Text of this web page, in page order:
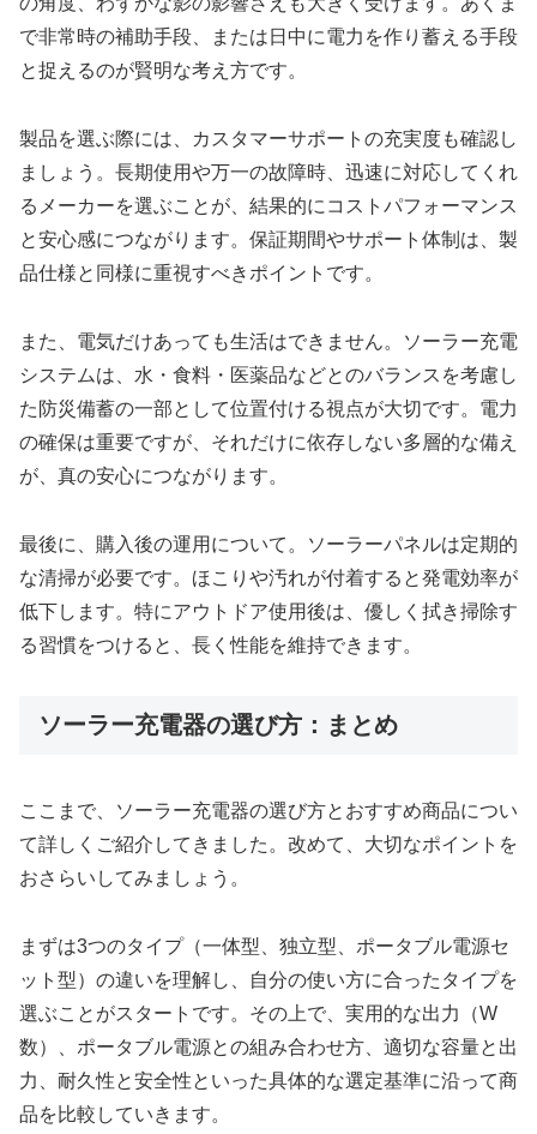
で非常時の補助手段、または日中に電力を作り蓄える手段
と捉えるのが賢明な考え方です。
製品を選ぶ際には、カスタマーサポートの充実度も確認し
ましょう。長期使用や万一の故障時、迅速に対応してくれ
るメーカーを選ぶことが、結果的にコストパフォーマンス
と安心感につながります。保証期間やサポート体制は、製
品仕様と同様に重視すべきポイントです。
また、電気だけあっても生活はできません。ソーラー充電
システムは、水・食料・医薬品などとのバランスを考慮し
た防災備蓄の一部として位置付ける視点が大切です。電力
の確保は重要ですが、それだけに依存しない多層的な備え
が、真の安心につながります。
最後に、購入後の運用について。ソーラーパネルは定期的
な清掃が必要です。ほこりや汚れが付着すると発電効率が
低下します。特にアウトドア使用後は、優しく拭き掃除す
る習慣をつけると、長く性能を維持できます。
ソーラー充電器の選び方：まとめ
ここまで、ソーラー充電器の選び方とおすすめ商品につい
て詳しくご紹介してきました。改めて、大切なポイントを
おさらいしてみましょう。
まずは3つのタイプ（一体型、独立型、ポータブル電源セ
ット型）の違いを理解し、自分の使い方に合ったタイプを
選ぶことがスタートです。その上で、実用的な出力（W
数）、ポータブル電源との組み合わせ方、適切な容量と出
力、耐久性と安全性といった具体的な選定基準に沿って商
品を比較していきます。